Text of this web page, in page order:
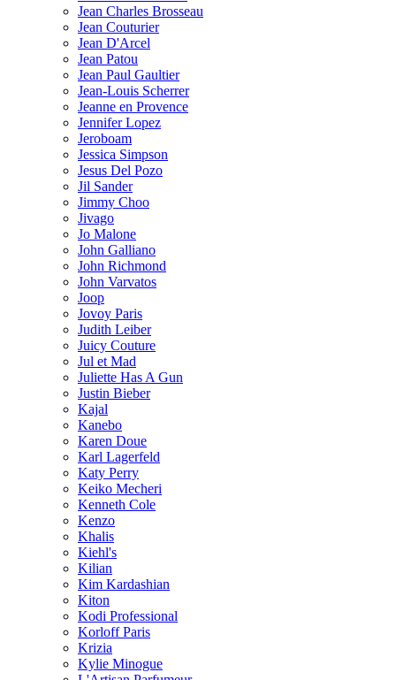
Jean Charles Brosseau
Jean Couturier
Jean D'Arcel
Jean Patou
Jean Paul Gaultier
Jean-Louis Scherrer
Jeanne en Provence
Jennifer Lopez
Jeroboam
Jessica Simpson
Jesus Del Pozo
Jil Sander
Jimmy Choo
Jivago
Jo Malone
John Galliano
John Richmond
John Varvatos
Joop
Jovoy Paris
Judith Leiber
Juicy Couture
Jul et Mad
Juliette Has A Gun
Justin Bieber
Kajal
Kanebo
Karen Doue
Karl Lagerfeld
Katy Perry
Keiko Mecheri
Kenneth Cole
Kenzo
Khalis
Kiehl's
Kilian
Kim Kardashian
Kiton
Kodi Professional
Korloff Paris
Krizia
Kylie Minogue